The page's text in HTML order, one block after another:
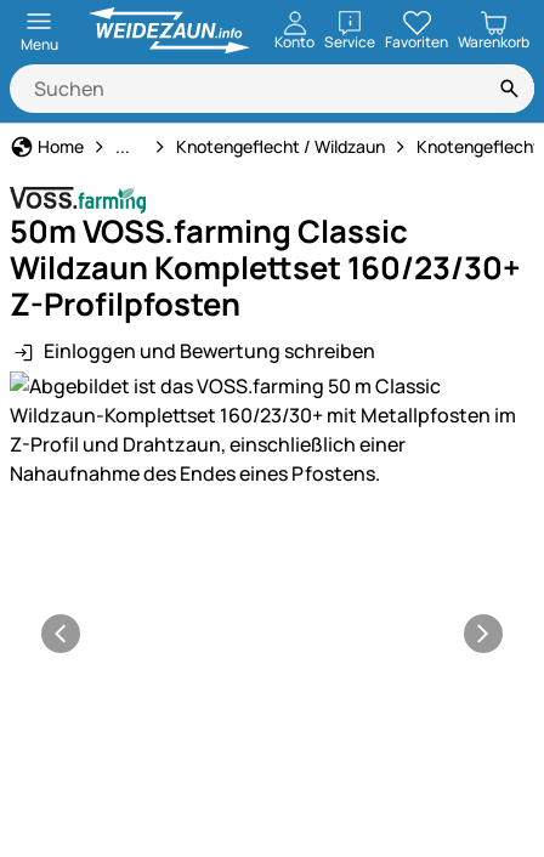
Menu Konto ServiceöffnenFavoriten Warenkorb
Home Weidezaun
... Knotengeflecht / Wildzaun
50m VOSS.farming Classic
Wildzaun Komplettset 160/23/30+
Z-Profilpfosten
Einloggen und Bewertung schreiben
Produktgalerie